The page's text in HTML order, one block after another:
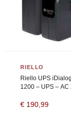
RIELLO
Riello UPS
1200 – UPS – AC
232, USB –
€ 190,99